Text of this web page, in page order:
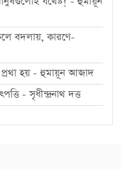
বদলায়, কারণে-
হয় - হুমায়ূন আজাদ
- সৃধীন্দ্রনাথ দত্ত